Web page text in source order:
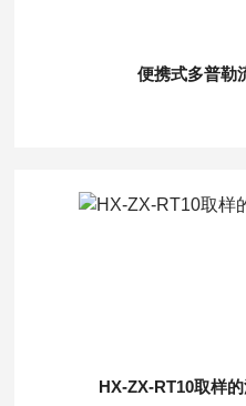
便携式多普勒
HX-ZX-RT10取样